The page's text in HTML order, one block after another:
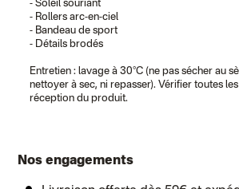
Colissimo suivi (expédition Toi-même)
Lettre suivie (expédition Atelier Aismée)
Colissimo suivi (expédition April Eleven)
Lettre prioritaire
Chronopost International
Chronopost - Livraison express à domicile
Colissimo suivi (expédition Toi-même)
- Soleil souriant
- Rollers arc-en-ciel
- Bandeau de sport
- Détails brodés
Entretien : lavage à 30°C (ne pas sécher au
nettoyer à sec, ni repasser). Vérifier toutes
réception du produit.
Nos engagements